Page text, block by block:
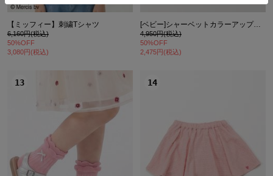
【ミッフィー】刺繍Tシャツ
6,160円(税込)
50%OFF
3,080円(税込)
[ベビー]シャーベットカラーアップリケ接触冷感Tシャツ
4,950円(税込)
50%OFF
2,475円(税込)
13 14